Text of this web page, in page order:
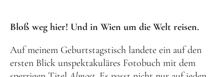
trooboox findest du die tollsten Tipps für Bücher,
Bloß weg hier! Und in Wien um die Welt reisen.
Auf meinem Geburtstagstisch landete ein auf den
ersten Blick unspektakuläres Fotobuch mit dem